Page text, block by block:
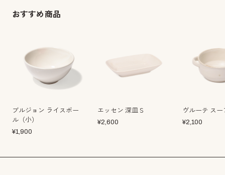
おすすめ商品
ブルジョン ライスボー
ル（小）
¥1,900
エッセン 深皿Ｓ
¥2,600
ヴルーテ ス
¥2,100